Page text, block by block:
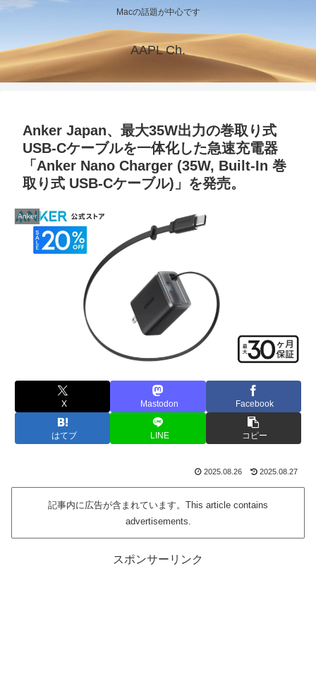
Macの話題が中心です
AAPL Ch.
Anker Japan、最大35W出力の巻取り式
USB-Cケーブルを一体化した急速充電器
「Anker Nano Charger (35W, Built-In 巻
取り式 USB-Cケーブル)」を発売。
Anker
X Mastodon Facebook
はてブ LINE コピー
2025.08.26 2025.08.27
記事内に広告が含まれています。This article contains
advertisements.
スポンサーリンク